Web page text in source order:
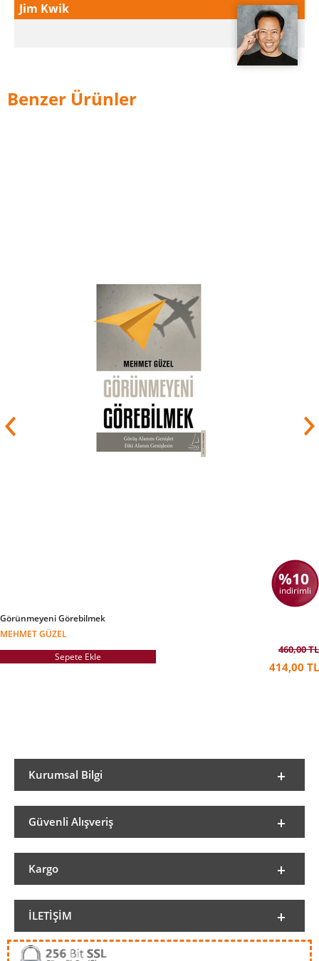
Jim Kwik
Benzer Ürünler
%10
indirimli
Görünmeyeni Görebilmek
MEHMET GÜZEL
Sepete Ekle
460,00 TL
414,00 TL
Kurumsal Bilgi
Güvenli Alışveriş
Kargo
İLETIŞIM